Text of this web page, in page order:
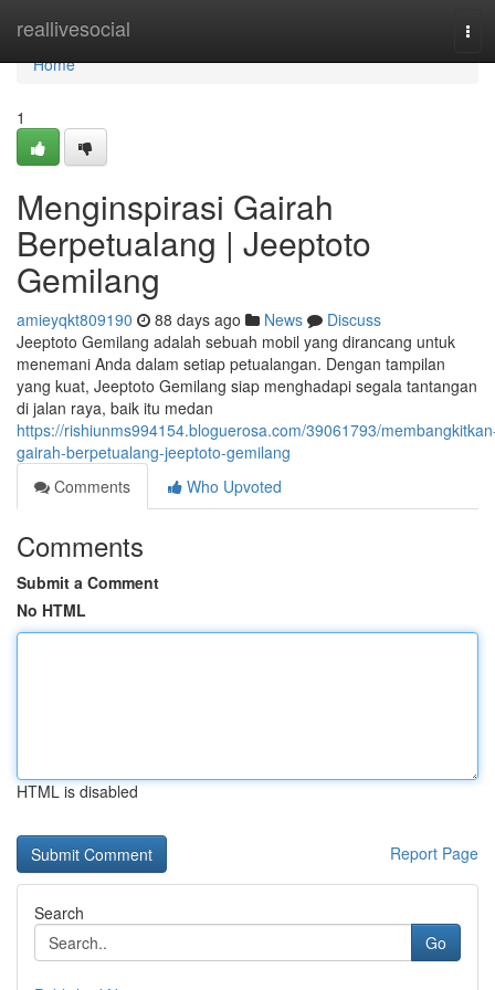
reallivesocial
Home
Home
1
Menginspirasi Gairah
Berpetualang | Jeeptoto
Gemilang
amieyqkt809190 88 days ago News
Discuss
Jeeptoto Gemilang adalah sebuah mobil yang dirancang untuk
menemani Anda dalam setiap petualangan. Dengan tampilan
yang kuat, Jeeptoto Gemilang siap menghadapi segala tantangan
di jalan raya, baik itu medan
https://rishiunms994154.bloguerosa.com/39061793/
gairah-berpetualang-jeeptoto-gemilang
Comments
Who Upvoted
Comments
Submit a Comment
No HTML
HTML is disabled
Report Page
Search
Go